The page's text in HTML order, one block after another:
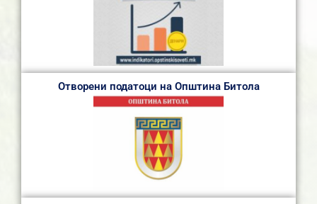
Отворени податоци на Општина Битола